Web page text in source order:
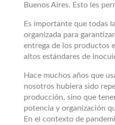
Buenos Aires. Esto les
Es importante que todas
organizada para
entrega de los productos
altos estándares de
Hace muchos años que
nosotros hubiera sido
producción, sino que
potencia y organización
En el contexto de